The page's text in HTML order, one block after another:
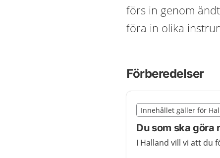
förs in genom
föra in olika
Förberedelser
Nedan innehåll gäller
Innehållet gäller för
Du som ska göra
I Halland vill vi att du
Slut på det regionala